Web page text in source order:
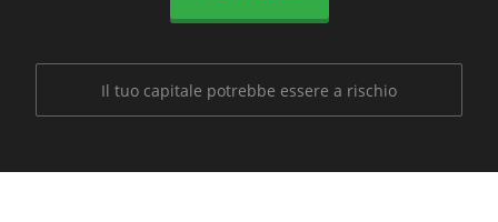
Il tuo capitale potrebbe essere a rischio